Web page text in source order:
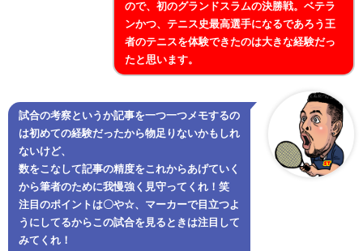
ので、初のグランドスラムの決勝戦。ベテラ
ンかつ、テニス史最高選手になるであろう王
者のテニスを体験できたのは大きな経験だっ
たと思います。
試合の考察というか記事を一つ一つメモするの
は初めての経験だったから物足りないかもしれ
ないけど、
数をこなして記事の精度をこれからあげていく
から筆者のために我慢強く見守ってくれ！笑
注目のポイントは〇や☆、マーカーで目立つよ
うにしてるからこの試合を見るときは注目して
みてくれ！